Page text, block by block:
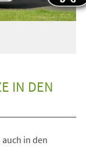
IN DEN
in den